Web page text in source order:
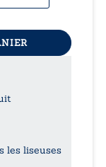
les liseuses